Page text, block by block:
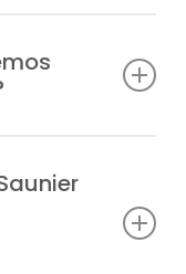
el
recargo, que
en la